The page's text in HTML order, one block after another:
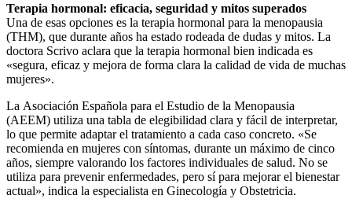
Terapia hormonal: eficacia, seguridad y mitos superados
Una de esas opciones es la terapia hormonal para la menopausia
(THM), que durante años ha estado rodeada de dudas y mitos. La
doctora Scrivo aclara que la terapia hormonal bien indicada es
«segura, eficaz y mejora de forma clara la calidad de vida de muchas
mujeres».
La Asociación Española para el Estudio de la Menopausia
(AEEM) utiliza una tabla de elegibilidad clara y fácil de interpretar,
lo que permite adaptar el tratamiento a cada caso concreto. «Se
recomienda en mujeres con síntomas, durante un máximo de cinco
años, siempre valorando los factores individuales de salud. No se
utiliza para prevenir enfermedades, pero sí para mejorar el bienestar
actual», indica la especialista en Ginecología y Obstetricia.